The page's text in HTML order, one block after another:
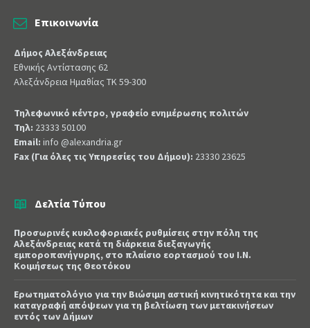
Επικοινωνία
Δήμος Αλεξάνδρειας
Εθνικής Αντίστασης 62
Αλεξάνδρεια Ημαθίας ΤΚ 59-300
Τηλεφωνικό κέντρο, γραφείο ενημέρωσης πολιτών
Τηλ: 23333 50100
Email: info @alexandria.gr
Fax (Για όλες τις Υπηρεσίες του Δήμου): 23330 23625
Δελτία Τύπου
Προσωρινές κυκλοφοριακές ρυθμίσεις στην πόλη της
Αλεξάνδρειας κατά τη διάρκεια διεξαγωγής
εμποροπανήγυρης, στο πλαίσιο εορτασμού του Ι.Ν.
Κοιμήσεως της Θεοτόκου
Ερωτηματολόγιο για την Βιώσιμη αστική κινητικότητα και την
καταγραφή απόψεων για τη βελτίωση των μετακινήσεων
εντός των Δήμων